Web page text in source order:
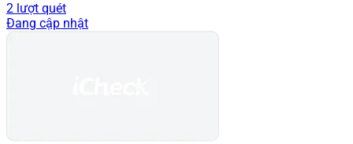
2 lượt quét
Đang cập nhật